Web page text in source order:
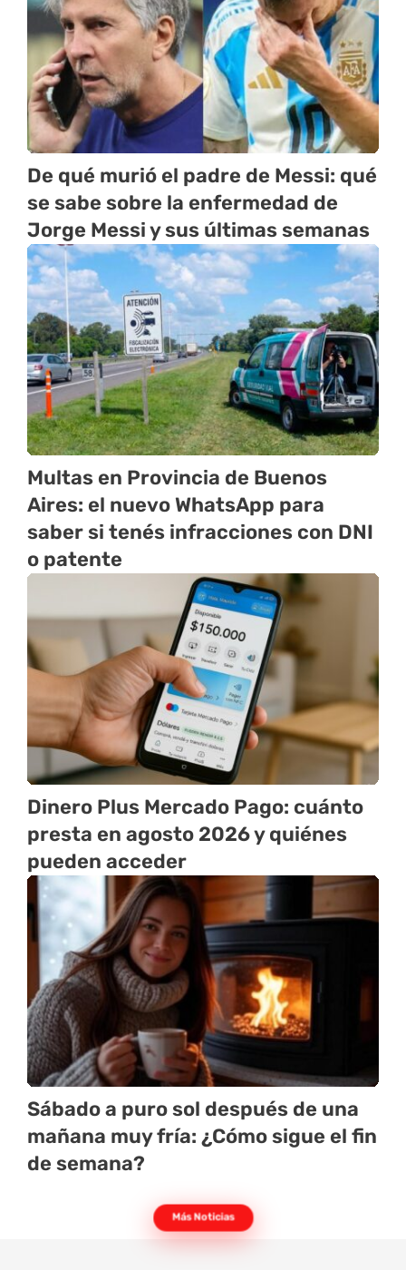
De qué murió el padre de Messi: qué
se sabe sobre la enfermedad de
Jorge Messi y sus últimas semanas
Multas en Provincia de Buenos
Aires: el nuevo WhatsApp para
saber si tenés infracciones con DNI
o patente
Dinero Plus Mercado Pago: cuánto
presta en agosto 2026 y quiénes
pueden acceder
Sábado a puro sol después de una
mañana muy fría: ¿Cómo sigue el fin
de semana?
Más Noticias